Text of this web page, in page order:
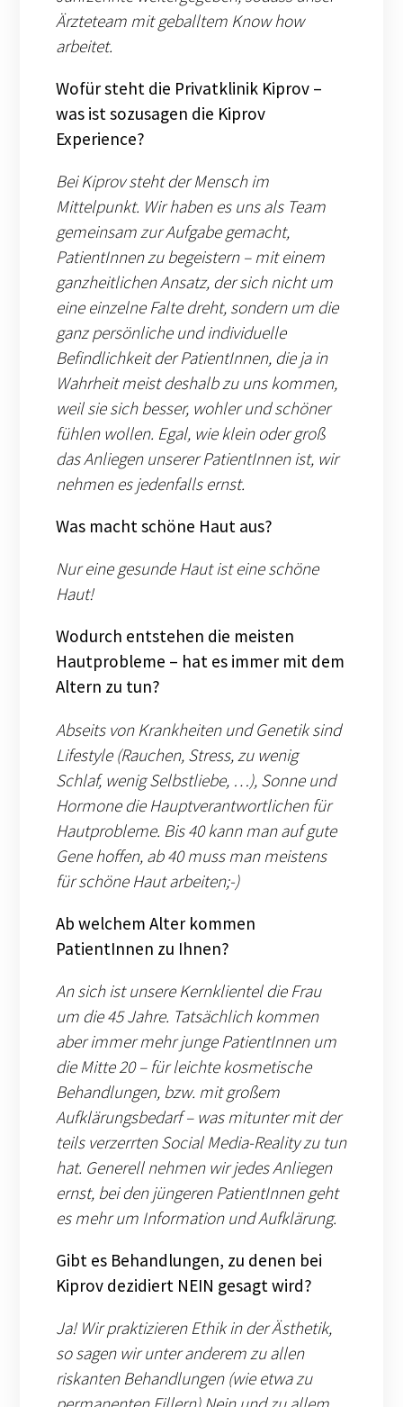
Ärzteteam mit geballtem Know how
arbeitet.
Wofür steht die Privatklinik Kiprov –
was ist sozusagen die Kiprov
Experience?
Bei Kiprov steht der Mensch im
Mittelpunkt. Wir haben es uns als Team
gemeinsam zur Aufgabe gemacht,
PatientInnen zu begeistern – mit einem
ganzheitlichen Ansatz, der sich nicht um
eine einzelne Falte dreht, sondern um die
ganz persönliche und individuelle
Befindlichkeit der PatientInnen, die ja in
Wahrheit meist deshalb zu uns kommen,
weil sie sich besser, wohler und schöner
fühlen wollen. Egal, wie klein oder groß
das Anliegen unserer PatientInnen ist, wir
nehmen es jedenfalls ernst.
Was macht schöne Haut aus?
Nur eine gesunde Haut ist eine schöne
Haut!
Wodurch entstehen die meisten
Hautprobleme – hat es immer mit dem
Altern zu tun?
Abseits von Krankheiten und Genetik sind
Lifestyle (Rauchen, Stress, zu wenig
Schlaf, wenig Selbstliebe, …), Sonne und
Hormone die Hauptverantwortlichen für
Hautprobleme. Bis 40 kann man auf gute
Gene hoffen, ab 40 muss man meistens
für schöne Haut arbeiten;-)
Ab welchem Alter kommen
PatientInnen zu Ihnen?
An sich ist unsere Kernklientel die Frau
um die 45 Jahre. Tatsächlich kommen
aber immer mehr junge PatientInnen um
die Mitte 20 – für leichte kosmetische
Behandlungen, bzw. mit großem
Aufklärungsbedarf – was mitunter mit der
teils verzerrten Social Media-Reality zu tun
hat. Generell nehmen wir jedes Anliegen
ernst, bei den jüngeren PatientInnen geht
es mehr um Information und Aufklärung.
Gibt es Behandlungen, zu denen bei
Kiprov dezidiert NEIN gesagt wird?
Ja! Wir praktizieren Ethik in der Ästhetik,
so sagen wir unter anderem zu allen
riskanten Behandlungen (wie etwa zu